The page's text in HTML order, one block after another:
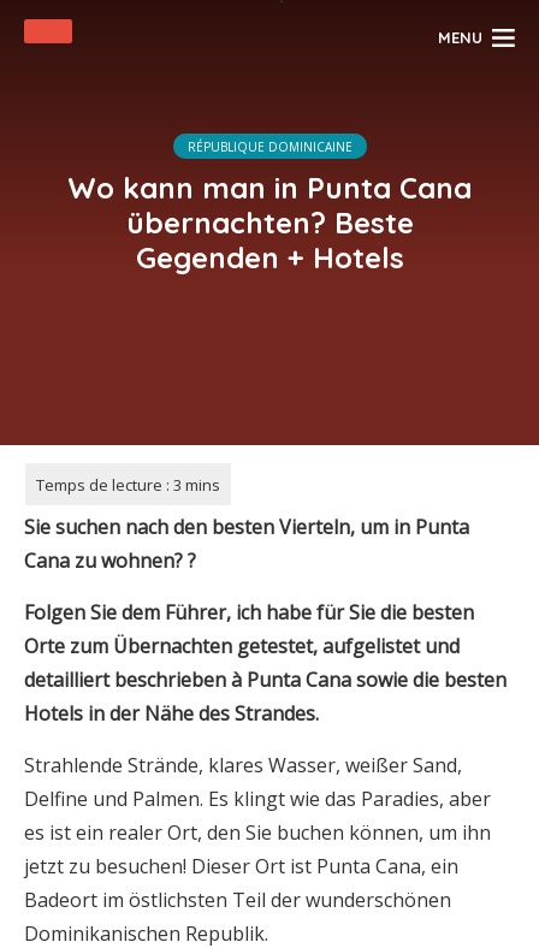
MENU
RÉPUBLIQUE DOMINICAINE
Wo kann man in Punta Cana
übernachten? Beste
Gegenden + Hotels
Sie suchen nach den besten Vierteln, um in Punta
Cana zu wohnen??
Folgen Sie dem Führer, ich habe für Sie die besten
Orte zum Übernachten getestet, aufgelistet und
detailliert beschriebenà Punta Canasowie die besten
Hotels in der Nähe des Strandes.
Strahlende Strände, klares Wasser, weißer Sand,
Delfine und Palmen. Es klingt wie das Paradies, aber
es ist ein realer Ort, den Sie buchen können, um ihn
jetzt zu besuchen! Dieser Ort ist Punta Cana, ein
Badeort im östlichsten Teil der wunderschönen
Dominikanischen Republik.